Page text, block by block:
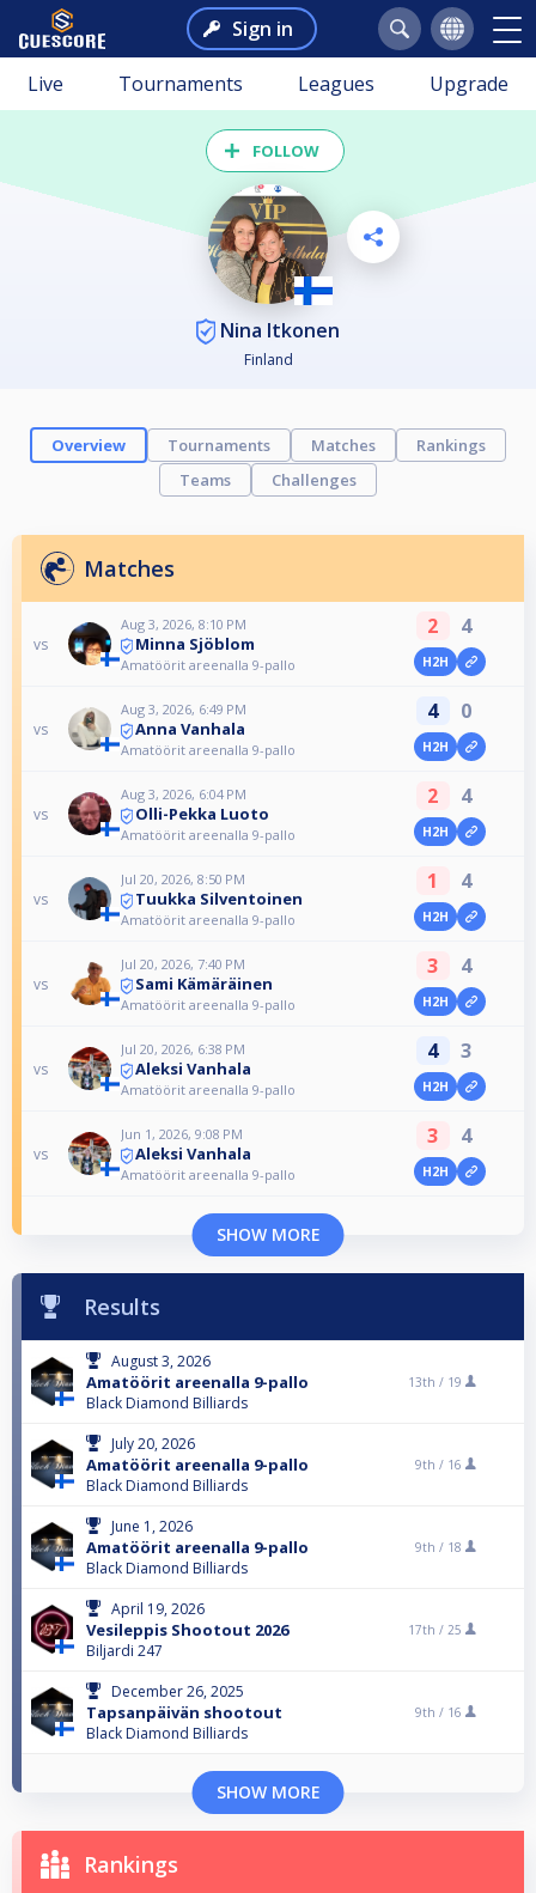
Sign in
Live Tournaments Leagues Upgrade
FOLLOW
Nina Itkonen
Finland
Overview Tournaments Matches
Rankings
Teams
Challenges
Matches
vs
Aug 3, 2026, 8:10 PM
Minna Sjöblom
Amatöörit areenalla 9-pallo
2 4
H2H
vs
Aug 3, 2026, 6:49 PM
Anna Vanhala
Amatöörit areenalla 9-pallo
4 0
H2H
vs
Aug 3, 2026, 6:04 PM
Olli-Pekka Luoto
Amatöörit areenalla 9-pallo
2 4
H2H
vs
Jul 20, 2026, 8:50 PM
Tuukka Silventoinen
Amatöörit areenalla 9-pallo
1 4
H2H
vs
Jul 20, 2026, 7:40 PM
Sami Kämäräinen
Amatöörit areenalla 9-pallo
3 4
H2H
vs
Jul 20, 2026, 6:38 PM
Aleksi Vanhala
Amatöörit areenalla 9-pallo
4 3
H2H
vs
Jun 1, 2026, 9:08 PM
Aleksi Vanhala
Amatöörit areenalla 9-pallo
3 4
H2H
SHOW MORE
Results
August 3, 2026
Amatöörit areenalla 9-pallo
Black Diamond Billiards
13th / 19
July 20, 2026
Amatöörit areenalla 9-pallo
Black Diamond Billiards
9th / 16
June 1, 2026
Amatöörit areenalla 9-pallo
Black Diamond Billiards
9th / 18
April 19, 2026
Vesileppis Shootout 2026
Biljardi 247
17th / 25
December 26, 2025
Tapsanpäivän shootout
Black Diamond Billiards
9th / 16
SHOW MORE
Rankings